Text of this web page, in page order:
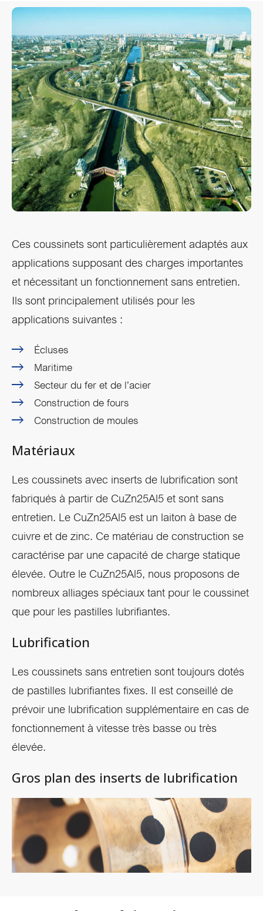
Ces coussinets sont particulièrement adaptés aux
applications supposant des charges importantes
et nécessitant un fonctionnement sans entretien.
Ils sont principalement utilisés pour les
applications suivantes :
Écluses
Maritime
Secteur du fer et de l’acier
Construction de fours
Construction de moules
Matériaux
Les coussinets avec inserts de lubrification sont
fabriqués à partir de CuZn25Al5 et sont sans
entretien. Le CuZn25Al5 est un laiton à base de
cuivre et de zinc. Ce matériau de construction se
caractérise par une capacité de charge statique
élevée. Outre le CuZn25Al5, nous proposons de
nombreux alliages spéciaux tant pour le coussinet
que pour les pastilles lubrifiantes.
Lubrification
Les coussinets sans entretien sont toujours dotés
de pastilles lubrifiantes fixes. Il est conseillé de
prévoir une lubrification supplémentaire en cas de
fonctionnement à vitesse très basse ou très
élevée.
Gros plan des inserts de lubrification